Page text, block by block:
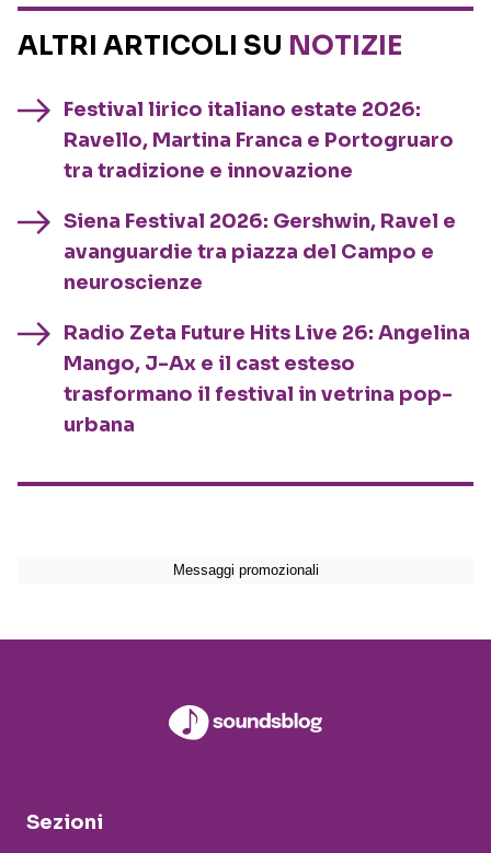
ALTRI ARTICOLI SU NOTIZIE
Festival lirico italiano estate 2026:
Ravello, Martina Franca e Portogruaro
tra tradizione e innovazione
Siena Festival 2026: Gershwin, Ravel e
avanguardie tra piazza del Campo e
neuroscienze
Radio Zeta Future Hits Live 26: Angelina
Mango, J-Ax e il cast esteso
trasformano il festival in vetrina pop-
urbana
Sezioni